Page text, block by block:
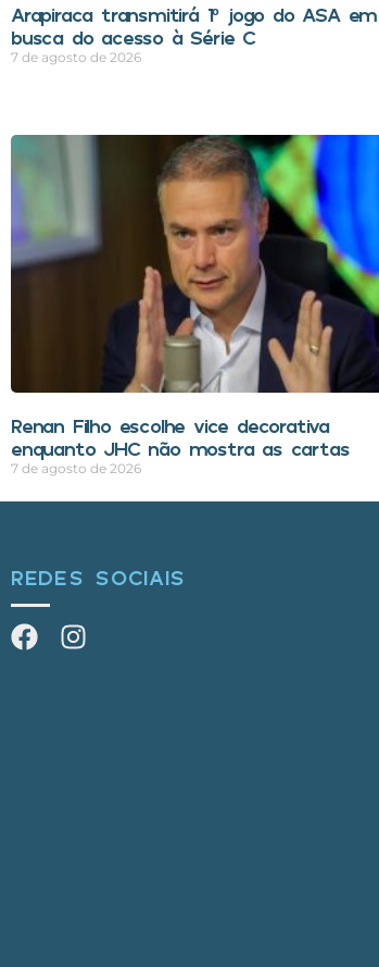
Arapiraca transmitirá 1º jogo do ASA em
busca do acesso à Série C
7 de agosto de 2026
Renan Filho escolhe vice decorativa
enquanto JHC não mostra as cartas
7 de agosto de 2026
REDES SOCIAIS